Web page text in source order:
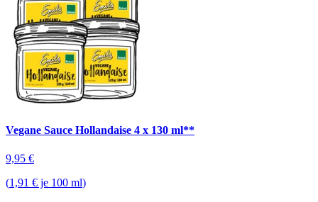
Vegane Sauce Hollandaise 4 x 130 ml**
9,95 €
(1,91 € je 100 ml)